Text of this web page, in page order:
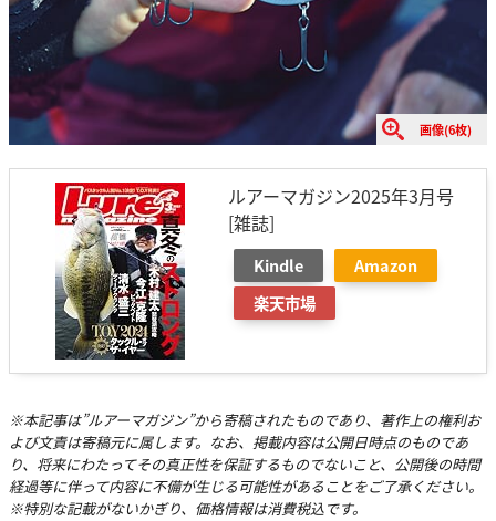
画像(6枚)
ルアーマガジン2025年3月号
[雑誌]
Kindle
Amazon
楽天市場
※本記事は”ルアーマガジン”から寄稿されたものであり、著作上の権利お
よび文責は寄稿元に属します。なお、掲載内容は公開日時点のものであ
り、将来にわたってその真正性を保証するものでないこと、公開後の時間
経過等に伴って内容に不備が生じる可能性があることをご了承ください。
※特別な記載がないかぎり、価格情報は消費税込です。